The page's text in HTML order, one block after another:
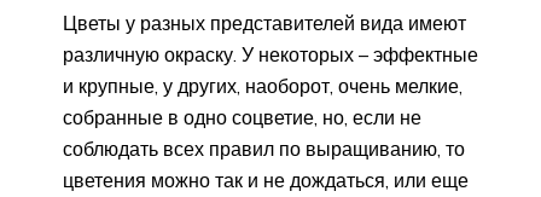
Цветы у разных представителей вида имеют
различную окраску. У некоторых – эффектные
и крупные, у других, наоборот, очень мелкие,
собранные в одно соцветие, но, если не
соблюдать всех правил по выращиванию, то
цветения можно так и не дождаться, или еще